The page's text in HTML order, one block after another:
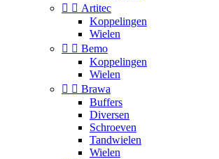
  Artitec
Koppelingen
Wielen
  Bemo
Koppelingen
Wielen
  Brawa
Buffers
Diversen
Schroeven
Tandwielen
Wielen